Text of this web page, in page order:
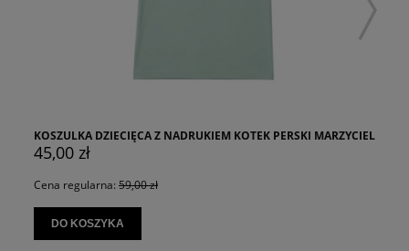
KOSZULKA DZIECIĘCA Z NADRUKIEM KOTEK PERSKI MARZYCIEL
45,00 zł
Cena regularna: 59,00 zł
DO KOSZYKA